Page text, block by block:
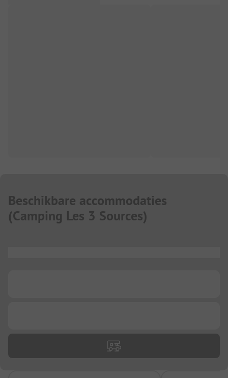
Beschikbare accommodaties
(Camping Les 3 Sources)